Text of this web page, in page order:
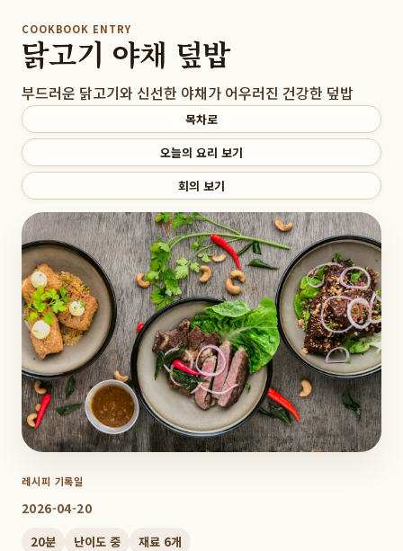
COOKBOOK ENTRY
닭고기 야채 덮밥
부드러운 닭고기와 신선한 야채가 어우러진 건강한 덮밥
목차로
오늘의 요리 보기
회의 보기
레시피 기록일
2026-04-20
20분 난이도 중 재료 6개